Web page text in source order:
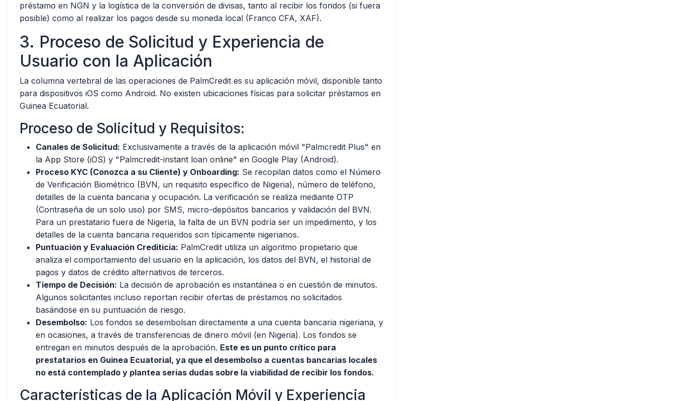
préstamo en NGN y la logística de la conversión de divisas, tanto al recibir los fondos (si fuera
posible) como al realizar los pagos desde su moneda local (Franco CFA, XAF).
3. Proceso de Solicitud y Experiencia de
Usuario con la Aplicación
La columna vertebral de las operaciones de PalmCredit es su aplicación móvil, disponible tanto
para dispositivos iOS como Android. No existen ubicaciones físicas para solicitar préstamos en
Guinea Ecuatorial.
Proceso de Solicitud y Requisitos:
Canales de Solicitud: Exclusivamente a través de la aplicación móvil "Palmcredit Plus" en
la App Store (iOS) y "Palmcredit-instant loan online" en Google Play (Android).
Proceso KYC (Conozca a su Cliente) y Onboarding: Se recopilan datos como el Número
de Verificación Biométrico (BVN, un requisito específico de Nigeria), número de teléfono,
detalles de la cuenta bancaria y ocupación. La verificación se realiza mediante OTP
(Contraseña de un solo uso) por SMS, micro-depósitos bancarios y validación del BVN.
Para un prestatario fuera de Nigeria, la falta de un BVN podría ser un impedimento, y los
detalles de la cuenta bancaria requeridos son típicamente nigerianos.
Puntuación y Evaluación Crediticia: PalmCredit utiliza un algoritmo propietario que
analiza el comportamiento del usuario en la aplicación, los datos del BVN, el historial de
pagos y datos de crédito alternativos de terceros.
Tiempo de Decisión: La decisión de aprobación es instantánea o en cuestión de minutos.
Algunos solicitantes incluso reportan recibir ofertas de préstamos no solicitados
basándose en su puntuación de riesgo.
Desembolso: Los fondos se desembolsan directamente a una cuenta bancaria nigeriana, y
en ocasiones, a través de transferencias de dinero móvil (en Nigeria). Los fondos se
entregan en minutos después de la aprobación. Este es un punto crítico para
prestatarios en Guinea Ecuatorial, ya que el desembolso a cuentas bancarias locales
no está contemplado y plantea serias dudas sobre la viabilidad de recibir los fondos.
Características de la Aplicación Móvil y Experiencia